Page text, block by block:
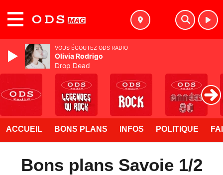
ACCUEIL BONS PLANS INFOS POLITIQUE
Bons plans Savoie 1/2
VOUS ÉCOUTEZ ODS RADIO
Olivia Rodrigo
Drop Dead